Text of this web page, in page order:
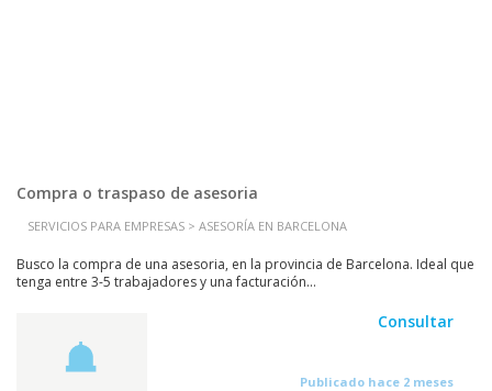
Compra o traspaso de asesoria
SERVICIOS PARA EMPRESAS > ASESORÍA EN BARCELONA
Busco la compra de una asesoria, en la provincia de Barcelona. Ideal que
tenga entre 3-5 trabajadores y una facturación...
Consultar
Publicado hace 2 meses